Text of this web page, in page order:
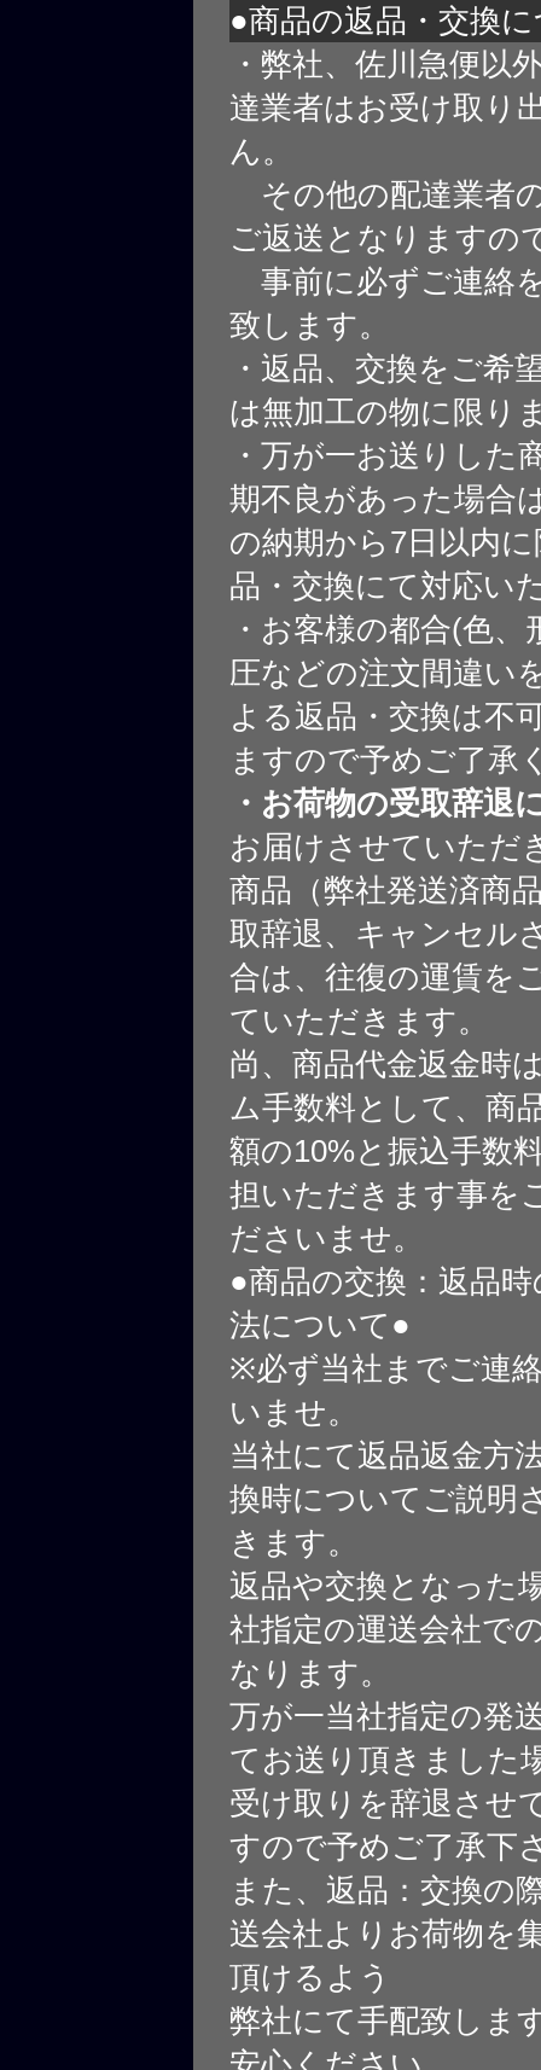
●商品の返品・交換
・弊社、佐川急便以
達業者はお受け取り
ん。
その他の配達業者
ご返送となりますの
事前に必ずご連絡
致します。
・返品、交換をご希
は無加工の物に限り
・万が一お送りした
期不良があった場合
の納期から7日以内
品・交換にて対応い
・お客様の都合(色、
圧などの注文間違い
よる返品・交換は不
ますので予めご了承
・お荷物の受取辞退
お届けさせていただ
商品（弊社発送済商
取辞退、キャンセル
合は、往復の運賃を
ていただきます。
尚、商品代金返金時
ム手数料として、商
額の10%と振込手数
担いただきます事を
ださいませ。
●商品の交換：返品
法について●
※必ず当社までご連
いませ。
当社にて返品返金方
換時についてご説明
きます。
返品や交換となった
社指定の運送会社で
なります。
万が一当社指定の発
てお送り頂きました
受け取りを辞退させ
すので予めご了承下
また、返品：交換の
送会社よりお荷物を
頂けるよう
弊社にて手配致しま